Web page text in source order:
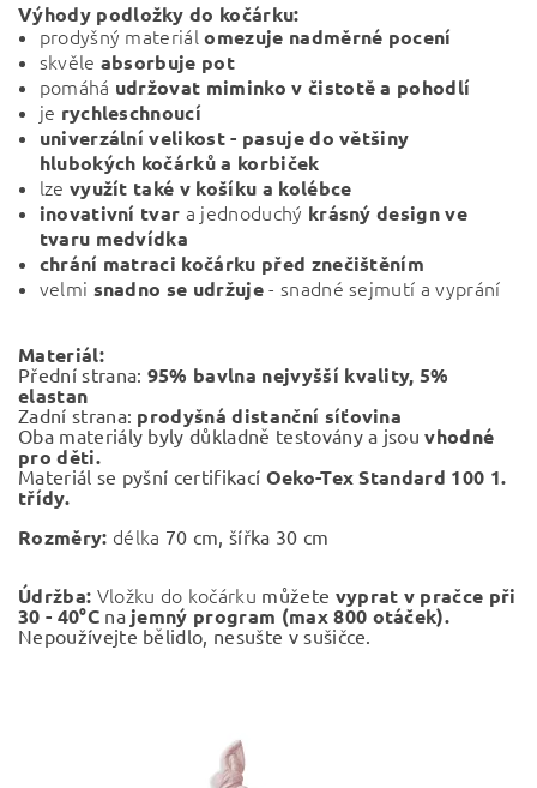
Výhody podložky do kočárku:
prodyšný materiál omezuje nadměrné pocení
skvěle absorbuje pot
pomáhá udržovat miminko v čistotě a pohodlí
je rychleschnoucí
univerzální velikost - pasuje do většiny
hlubokých kočárků a korbiček
lze využít také v košíku a kolébce
inovativní tvar a jednoduchý krásný design ve
tvaru medvídka
chrání matraci kočárku před znečištěním
velmi snadno se udržuje- snadné sejmutí a vyprání
Materiál:
Přední strana: 95% bavlna nejvyšší kvality, 5%
elastan
Zadní strana: prodyšná distanční síťovina
Oba materiály byly důkladně testovány a jsou vhodné
pro děti.
Materiál se pyšní certifikací Oeko-Tex Standard 100 1.
třídy.
Rozměry: délka 70 cm, šířka 30 cm
Údržba: Vložku do kočárku můžete vyprat v pračce při
30 - 40°Cna jemný program (max 800 otáček).
Nepoužívejte bělidlo, nesušte v sušičce.